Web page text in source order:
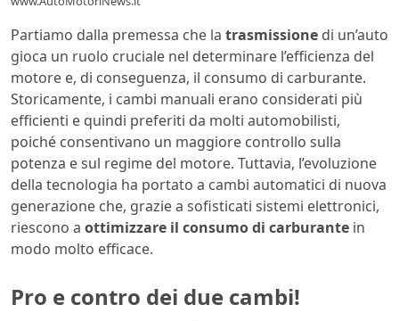
Partiamo dalla premessa che la trasmissione di un’auto
gioca un ruolo cruciale nel determinare l’efficienza del
motore e, di conseguenza, il consumo di carburante.
Storicamente, i cambi manuali erano considerati più
efficienti e quindi preferiti da molti automobilisti,
poiché consentivano un maggiore controllo sulla
potenza e sul regime del motore. Tuttavia, l’evoluzione
della tecnologia ha portato a cambi automatici di nuova
generazione che, grazie a sofisticati sistemi elettronici,
riescono a ottimizzare il consumo di carburante in
modo molto efficace.
Pro e contro dei due cambi!